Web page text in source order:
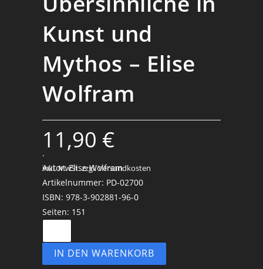
Kunst und
Mythos – Elise
Wolfram
11,90 €
inkl. MwSt.zzgl. Versandkosten
.
Autor: Elise Wolfram
Artikelnummer: PD-02700
ISBN: 978-3-902881-96-0
Seiten: 151
Übersinnliche
IN DEN WARENKORB